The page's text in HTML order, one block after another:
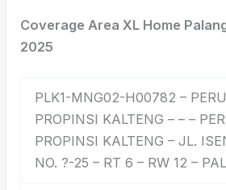
Coverage Area XL Home
2025
PLK1-MNG02-H00782 –
PROPINSI KALTENG – – –
PROPINSI KALTENG – JL.
NO. ?-25 – RT 6 – RW 12 –